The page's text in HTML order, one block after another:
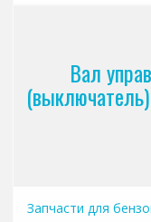
Вал
Запчасти для